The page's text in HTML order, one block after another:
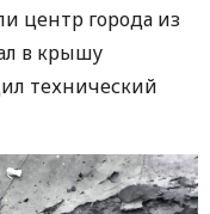
центр города из
в крышу
технический